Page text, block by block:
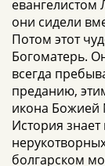
евангелистом
они сидели
Потом этот
Богоматерь.
всегда
преданию,
икона Божией
История
болгарском